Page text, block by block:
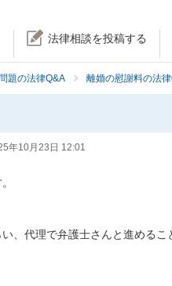
法律相談を投稿する
題の法律Q&A 離婚の慰謝料の法
年10月23日 12:01
、代理で弁護士さんと進めるこ